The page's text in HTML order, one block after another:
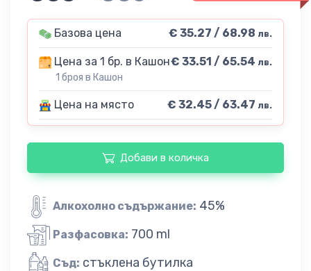
Базова цена € 35.27 / 68.98 лв.
Цена за 1 бр. в Кашон
1 броя в Кашон
€ 33.51 / 65.54 лв.
Цена на място € 32.45 / 63.47 лв.
Добави в количка
Алкохолно съдържание: 45%
Разфасовка: 700 ml
Съд: стъклена бутилка